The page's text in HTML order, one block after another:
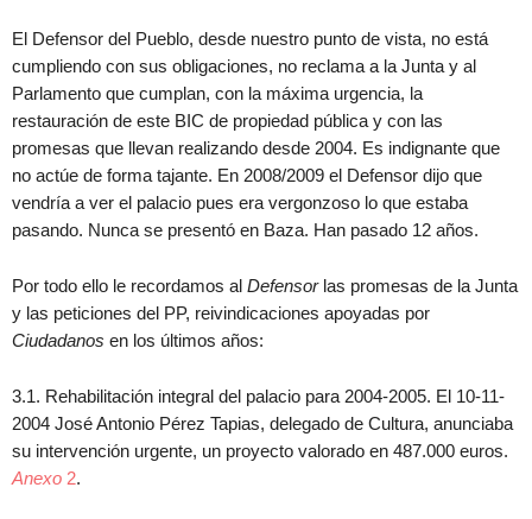
El Defensor del Pueblo, desde nuestro punto de vista, no está
cumpliendo con sus obligaciones, no reclama a la Junta y al
Parlamento que cumplan, con la máxima urgencia, la
restauración de este BIC de propiedad pública y con las
promesas que llevan realizando desde 2004. Es indignante que
no actúe de forma tajante. En 2008/2009 el Defensor dijo que
vendría a ver el palacio pues era vergonzoso lo que estaba
pasando. Nunca se presentó en Baza. Han pasado 12 años.
Por todo ello le recordamos al Defensorlas promesas de la Junta
y las peticiones del PP, reivindicaciones apoyadas por
Ciudadanos en los últimos años:
3.1. Rehabilitación integral del palacio para 2004-2005. El 10-11-
2004 José Antonio Pérez Tapias, delegado de Cultura, anunciaba
su intervención urgente, un proyecto valorado en 487.000 euros.
Anexo 2.